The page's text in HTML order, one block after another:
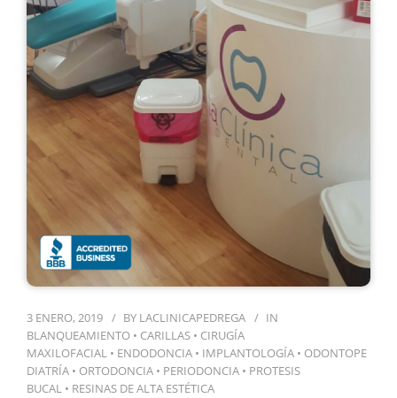
3 ENERO, 2019 BY LACLINICAPEDREGA
IN
BLANQUEAMIENTO • CARILLAS • CIRUGÍA
MAXILOFACIAL • ENDODONCIA • IMPLANTOLOGÍA • ODONTOPE
DIATRÍA • ORTODONCIA • PERIODONCIA • PROTESIS
BUCAL • RESINAS DE ALTA ESTÉTICA